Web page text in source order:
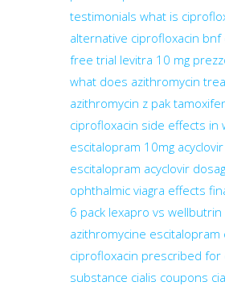
testimonials what is
alternative ciprofloxacin bnf
free trial levitra 10 mg
what does azithromycin
azithromycin z pak
ciprofloxacin side effects in
escitalopram 10mg
escitalopram acyclovir
ophthalmic viagra effects
6 pack lexapro vs wellbutrin
azithromycine
ciprofloxacin prescribed for
substance cialis coupons